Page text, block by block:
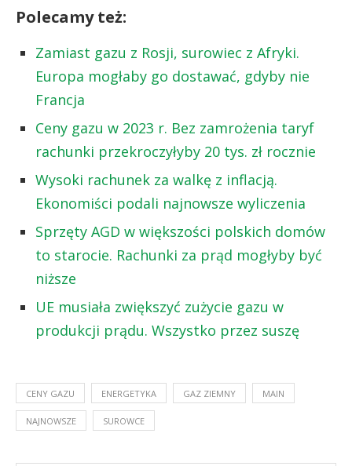
Polecamy też:
Zamiast gazu z Rosji, surowiec z Afryki.
Europa mogłaby go dostawać, gdyby nie
Francja
Ceny gazu w 2023 r. Bez zamrożenia taryf
rachunki przekroczyłyby 20 tys. zł rocznie
Wysoki rachunek za walkę z inflacją.
Ekonomiści podali najnowsze wyliczenia
Sprzęty AGD w większości polskich domów
to starocie. Rachunki za prąd mogłyby być
niższe
UE musiała zwiększyć zużycie gazu w
produkcji prądu. Wszystko przez suszę
CENY GAZU ENERGETYKA GAZ ZIEMNY MAIN
NAJNOWSZE SUROWCE